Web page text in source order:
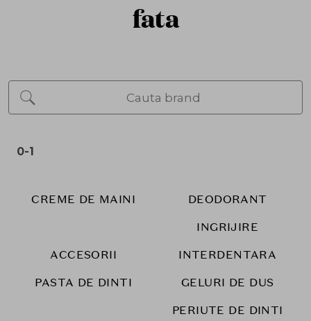
fata
0-1
CREME DE MAINI DEODORANT
ACCESORII
INGRIJIRE
INTERDENTARA
PASTA DE DINTI
GELURI DE DUS
PERIUTE DE DINTI